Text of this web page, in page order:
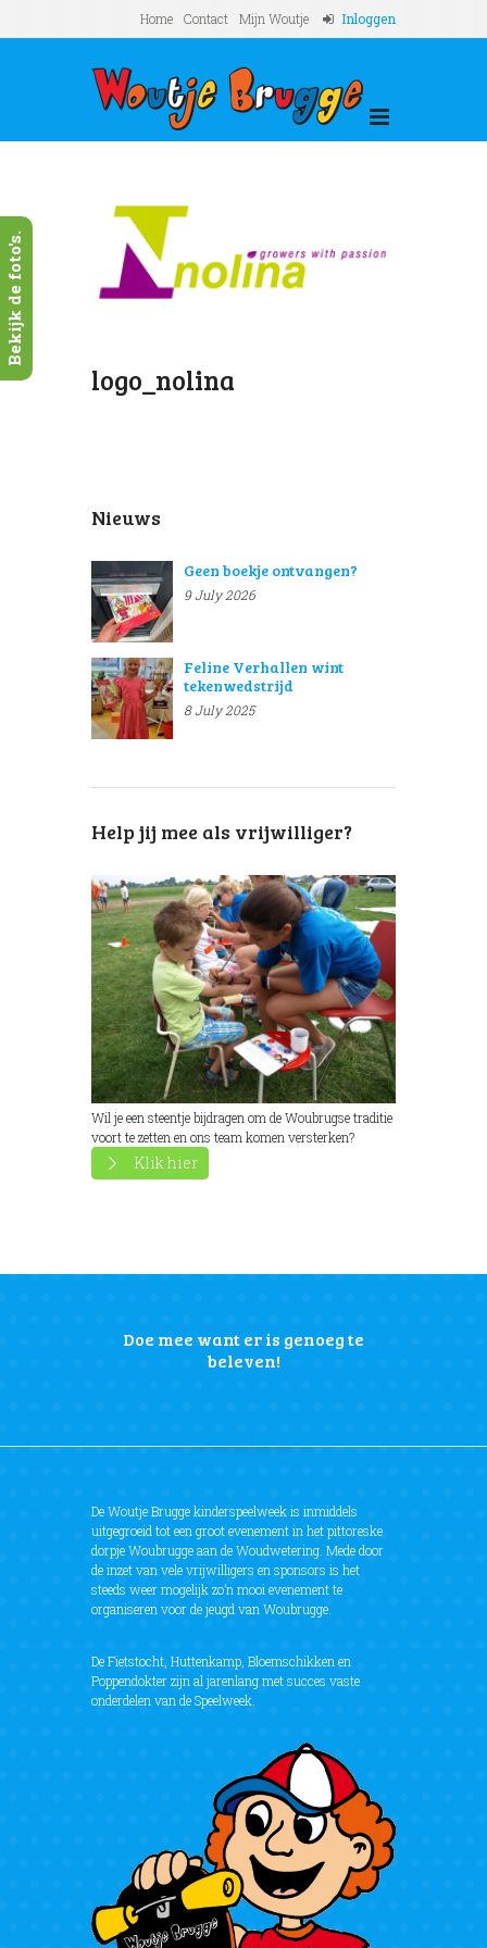
Home Contact Mijn Woutje Inloggen
logo_nolina
Nieuws
Geen boekje ontvangen?
9 July 2026
Feline Verhallen wint
tekenwedstrijd
8 July 2025
Help jij mee als vrijwilliger?
Wil je een steentje bijdragen om de Woubrugse traditie
voort te zetten en ons team komen versterken?
Klik hier
Doe mee want er is genoeg te
beleven!
De Woutje Brugge kinderspeelweek is inmiddels
uitgegroeid tot een groot evenement in het pittoreske
dorpje Woubrugge aan de Woudwetering. Mede door
de inzet van vele vrijwilligers en sponsors is het
steeds weer mogelijk zo’n mooi evenement te
organiseren voor de jeugd van Woubrugge.
De Fietstocht, Huttenkamp, Bloemschikken en
Poppendokter zijn al jarenlang met succes vaste
onderdelen van de Speelweek.
Bekijk de foto's.